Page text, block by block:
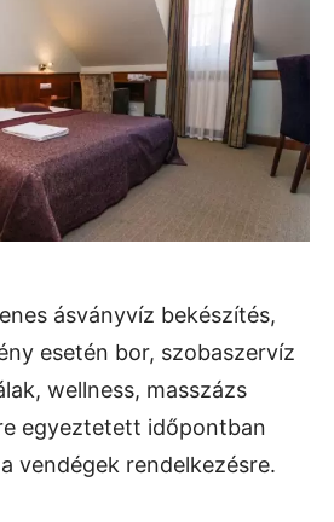
ásványvíz bekészítés,
esetén bor, szobaszervíz
wellness, masszázs
egyeztetett időpontban
vendégek rendelkezésre.